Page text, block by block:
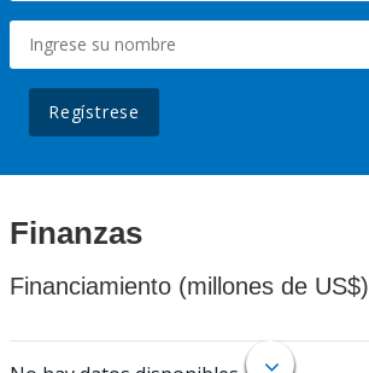
Regístrese
Finanzas
Financiamiento (millones de US$)